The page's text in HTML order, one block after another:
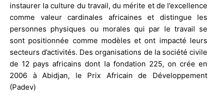
instaurer la culture du travail, du mérite et de l’excellence
comme valeur cardinales africaines et distingue les
personnes physiques ou morales qui par le travail se
sont positionnée comme modèles et ont impacté leurs
secteurs d’activités. Des organisations de la société civile
de 12 pays africains dont la fondation 225, on crée en
2006 à Abidjan, le Prix Africain de Développement
(Padev)